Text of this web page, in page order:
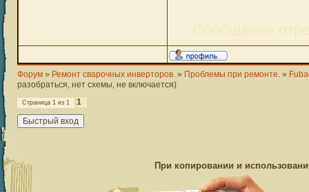
Форум » Ремонт сварочных инверторов. » Проблемы при ремонте. »
разобраться, нет схемы, не включается)
Страница 1 из 1 1
При копировании и